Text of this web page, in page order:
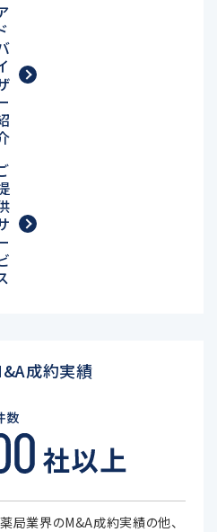
成約実績
局業界のM&A成約実績の他、